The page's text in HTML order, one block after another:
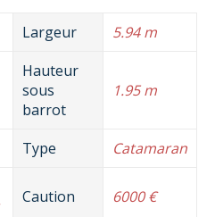
Largeur 5.94 m
Hauteur
sous
barrot
1.95 m
Type Catamaran
Caution 6000 €